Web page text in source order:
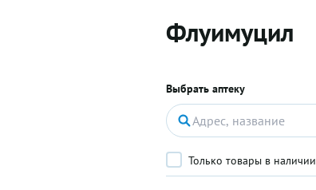
Флуимуцил
Выбрать аптеку
Только товары в наличии